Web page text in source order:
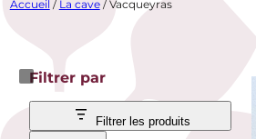
Accueil / La cave/ Vacqueyras
Filtrer par
Filtrer les produits